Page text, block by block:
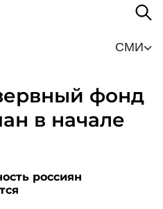
СМИ
фонд
в начале
россиян